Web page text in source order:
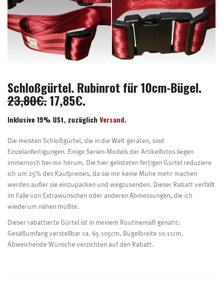
Schloßgürtel. Rubinrot für 10cm-Bügel.
23,80€.17,85€.
Inklusive 19% USt, zuzüglich Versand.
Die meisten Schloßgürtel, die in die Welt geraten, sind
Einzelanfertigungen. Einige Serien-Models der Artikelfotos liegen
immernoch bei mir herum. Die hier gelisteten fertigen Gürtel reduziere
ich um 25% des Kaufpreises, da sie mir keine Mühe mehr machen
werden außer sie einzupacken und wegzusenden. Dieser Rabatt verfällt
im Falle von Extrawünschen oder anderen Abmessungen, die ich
wiederum nähen müßte.
Dieser rabattierte Gürtel ist in meinem Routinemaß genäht:
Gesäßumfang verstellbar ca. 65-105cm, Bügelbreite 10-11cm.
Abweichende Wünsche verzichten auf den Rabatt.